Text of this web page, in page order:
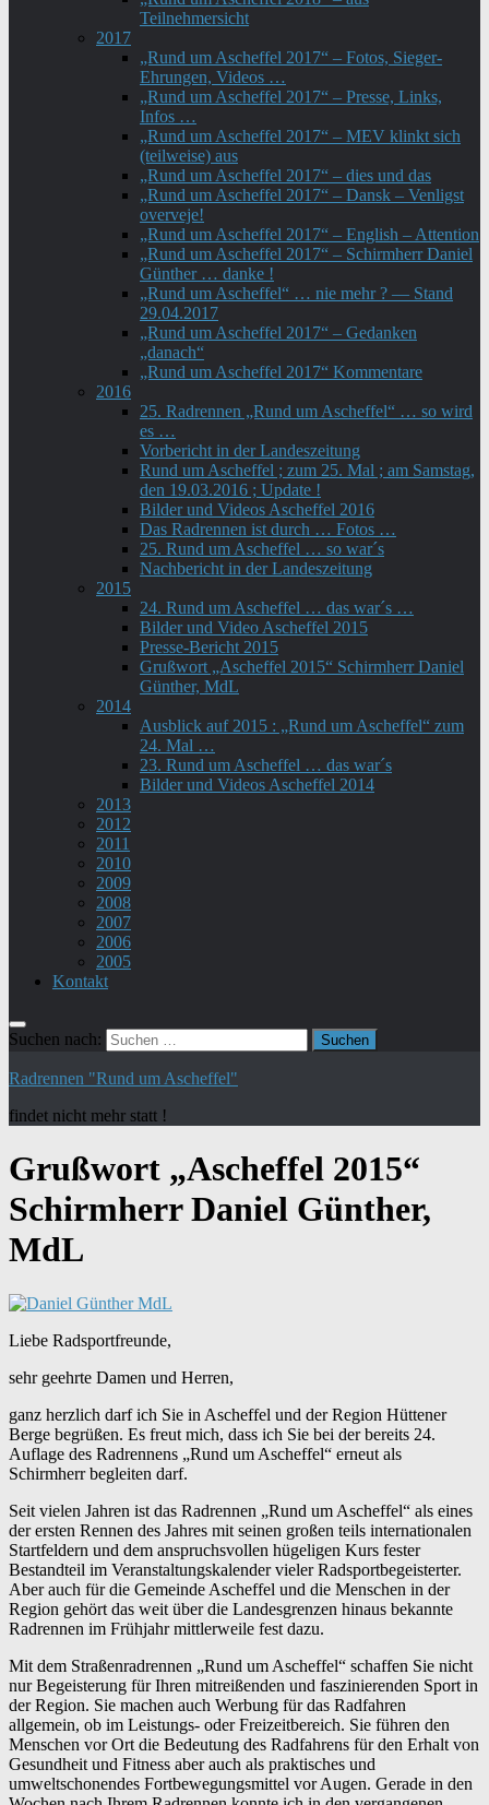
Teilnehmersicht
2017
„Rund um Ascheffel 2017“ – Fotos, Sieger-
Ehrungen, Videos …
„Rund um Ascheffel 2017“ – Presse, Links,
Infos …
„Rund um Ascheffel 2017“ – MEV klinkt sich
(teilweise) aus
„Rund um Ascheffel 2017“ – dies und das
„Rund um Ascheffel 2017“ – Dansk – Venligst
overveje!
„Rund um Ascheffel 2017“ – English – Attention
„Rund um Ascheffel 2017“ – Schirmherr Daniel
Günther … danke !
„Rund um Ascheffel“ … nie mehr ? — Stand
29.04.2017
„Rund um Ascheffel 2017“ – Gedanken
„danach“
„Rund um Ascheffel 2017“ Kommentare
2016
25. Radrennen „Rund um Ascheffel“ … so wird
es …
Vorbericht in der Landeszeitung
Rund um Ascheffel ; zum 25. Mal ; am Samstag,
den 19.03.2016 ; Update !
Bilder und Videos Ascheffel 2016
Das Radrennen ist durch … Fotos …
25. Rund um Ascheffel … so war´s
Nachbericht in der Landeszeitung
2015
24. Rund um Ascheffel … das war´s …
Bilder und Video Ascheffel 2015
Presse-Bericht 2015
Grußwort „Ascheffel 2015“ Schirmherr Daniel
Günther, MdL
2014
Ausblick auf 2015 : „Rund um Ascheffel“ zum
24. Mal …
23. Rund um Ascheffel … das war´s
Bilder und Videos Ascheffel 2014
2013
2012
2011
2010
2009
2008
2007
2006
2005
Kontakt
Suchen nach:
Radrennen "Rund um Ascheffel"
findet nicht mehr statt !
Grußwort „Ascheffel 2015“
Schirmherr Daniel Günther,
MdL
Liebe Radsportfreunde,
sehr geehrte Damen und Herren,
ganz herzlich darf ich Sie in Ascheffel und der Region Hüttener
Berge begrüßen. Es freut mich, dass ich Sie bei der bereits 24.
Auflage des Radrennens „Rund um Ascheffel“ erneut als
Schirmherr begleiten darf.
Seit vielen Jahren ist das Radrennen „Rund um Ascheffel“ als eines
der ersten Rennen des Jahres mit seinen großen teils internationalen
Startfeldern und dem anspruchsvollen hügeligen Kurs fester
Bestandteil im Veranstaltungskalender vieler Radsportbegeisterter.
Aber auch für die Gemeinde Ascheffel und die Menschen in der
Region gehört das weit über die Landesgrenzen hinaus bekannte
Radrennen im Frühjahr mittlerweile fest dazu.
Mit dem Straßenradrennen „Rund um Ascheffel“ schaffen Sie nicht
nur Begeisterung für Ihren mitreißenden und faszinierenden Sport in
der Region. Sie machen auch Werbung für das Radfahren
allgemein, ob im Leistungs- oder Freizeitbereich. Sie führen den
Menschen vor Ort die Bedeutung des Radfahrens für den Erhalt von
Gesundheit und Fitness aber auch als praktisches und
umweltschonendes Fortbewegungsmittel vor Augen. Gerade in den